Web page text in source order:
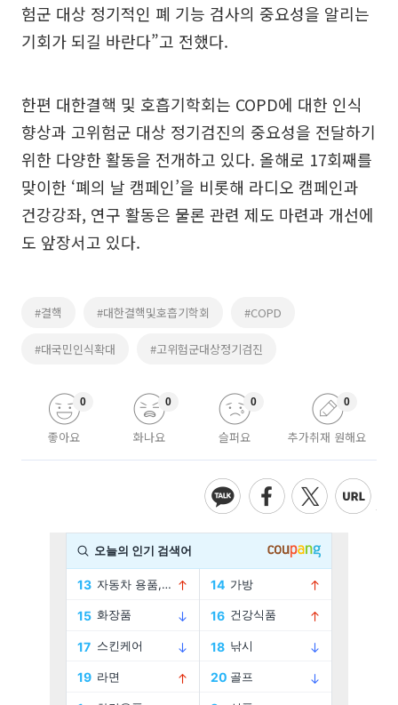
험군 대상 정기적인 폐 기능 검사의 중요성을 알리는
기회가 되길 바란다”고 전했다.
한편 대한결핵 및 호흡기학회는 COPD에 대한 인식
향상과 고위험군 대상 정기검진의 중요성을 전달하기
위한 다양한 활동을 전개하고 있다. 올해로 17회째를
맞이한 ‘폐의 날 캠페인’을 비롯해 라디오 캠페인과
건강강좌, 연구 활동은 물론 관련 제도 마련과 개선에
도 앞장서고 있다.
#결핵 #대한결핵및호흡기학회 #COPD
#대국민인식확대 #고위험군대상정기검진
좋아요
0
화나요
0
슬퍼요
0
추가취재 원해요
0